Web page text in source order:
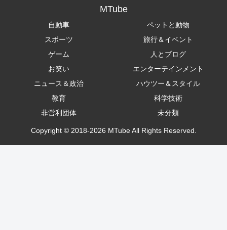
MTube
自動車
ペットと動物
スポーツ
旅行＆イベント
ゲーム
人とブログ
お笑い
エンターテインメント
ニュース＆政治
ハウツー＆スタイル
教育
科学技術
非営利団体
未分類
Copyright © 2018-2026 MTube All Rights Reserved.